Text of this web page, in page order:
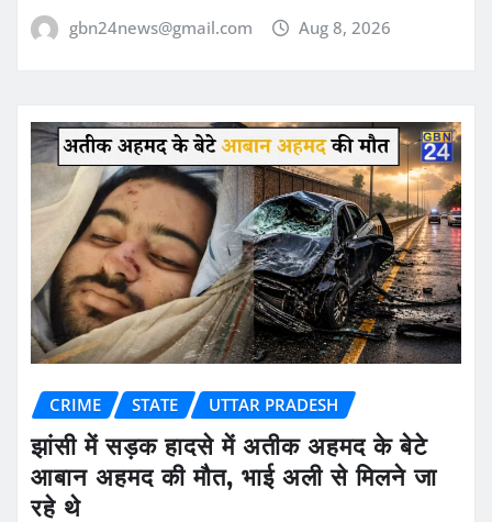
gbn24news@gmail.com Aug 8, 2026
CRIME STATE UTTAR PRADESH
झांसी में सड़क हादसे में अतीक अहमद के बेटे
आबान अहमद की मौत, भाई अली से मिलने जा
रहे थे